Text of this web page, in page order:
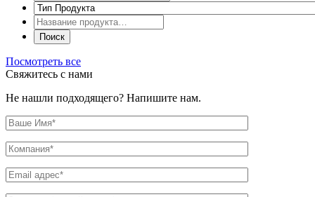
Посмотреть все
Свяжитесь с нами
Не нашли подходящего? Напишите нам.